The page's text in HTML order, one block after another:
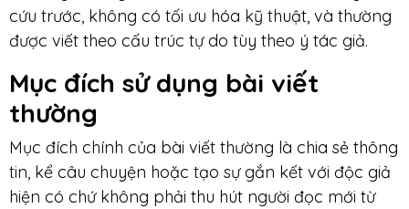
cứu trước, không có tối ưu hóa kỹ thuật, và thường
được viết theo cấu trúc tự do tùy theo ý tác giả.
Mục đích sử dụng bài viết
thường
Mục đích chính của bài viết thường là chia sẻ thông
tin, kể câu chuyện hoặc tạo sự gắn kết với độc giả
hiện có chứ không phải thu hút người đọc mới từ